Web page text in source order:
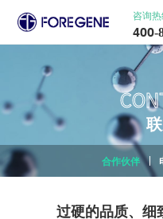
咨询热
400-
联
合作伙伴
过硬的品质、细